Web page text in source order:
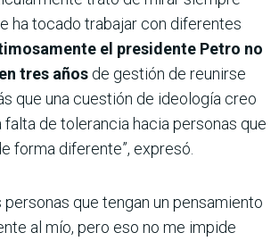
ha tocado trabajar con diferentes
el presidente Petro no
tres años de gestión de reunirse
que una cuestión de ideología creo
falta de tolerancia hacia personas que
forma diferente”, expresó.
personas que tengan un pensamiento
al mío, pero eso no me impide